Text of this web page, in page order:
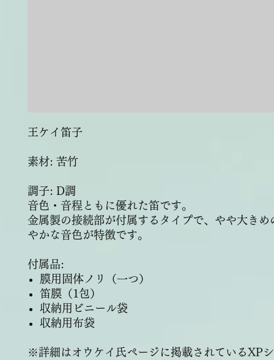
王ケイ笛子
素材: 苦竹
調子: D調
音色・音程ともに優れた笛です。
金属製の接続部が付属するタイプで、やや大きめ
やかな音色が特徴です。
付属品:
膜用固体ノリ（一つ）
笛膜（1包）
収納用ビニール袋
収納用布袋
※詳細はオウケイ氏ページに掲載されているXP